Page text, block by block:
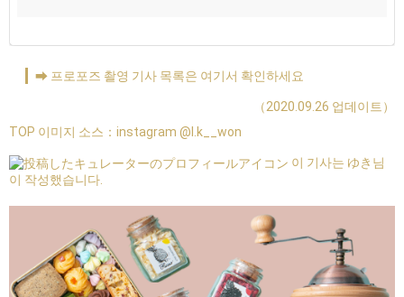
➡ 프로포즈 촬영 기사 목록은 여기서 확인하세요
（2020.09.26 업데이트）
TOP 이미지 소스： instagram @l.k__won
이 기사는 ゆき님
이 작성했습니다.